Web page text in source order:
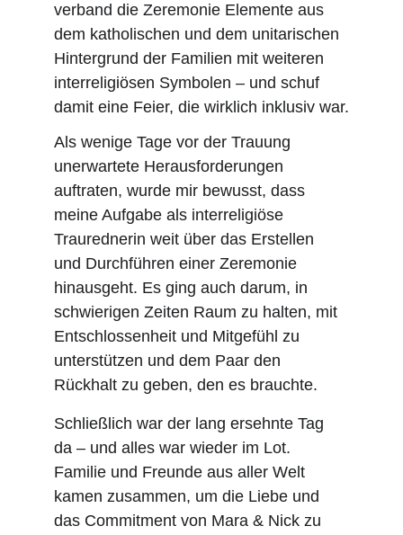
verband die Zeremonie Elemente aus
dem katholischen und dem unitarischen
Hintergrund der Familien mit weiteren
interreligiösen Symbolen – und schuf
damit eine Feier, die wirklich inklusiv war.
Als wenige Tage vor der Trauung
unerwartete Herausforderungen
auftraten, wurde mir bewusst, dass
meine Aufgabe als interreligiöse
Traurednerin weit über das Erstellen
und Durchführen einer Zeremonie
hinausgeht. Es ging auch darum, in
schwierigen Zeiten Raum zu halten, mit
Entschlossenheit und Mitgefühl zu
unterstützen und dem Paar den
Rückhalt zu geben, den es brauchte.
Schließlich war der lang ersehnte Tag
da – und alles war wieder im Lot.
Familie und Freunde aus aller Welt
kamen zusammen, um die Liebe und
das Commitment von Mara & Nick zu